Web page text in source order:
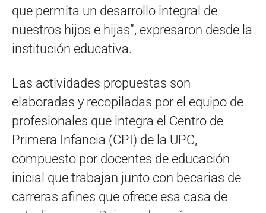
que permita un desarrollo integral de
nuestros hijos e hijas”, expresaron desde la
institución educativa.
Las actividades propuestas son
elaboradas y recopiladas por el equipo de
profesionales que integra el Centro de
Primera Infancia (CPI) de la UPC,
compuesto por docentes de educación
inicial que trabajan junto con becarias de
carreras afines que ofrece esa casa de